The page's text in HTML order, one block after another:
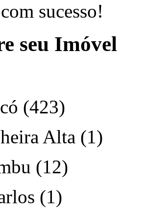
sucesso!
seu Imóvel
(423)
Alta (1)
(12)
(1)